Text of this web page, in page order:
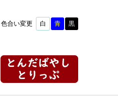
色合い変更 白 青 黒